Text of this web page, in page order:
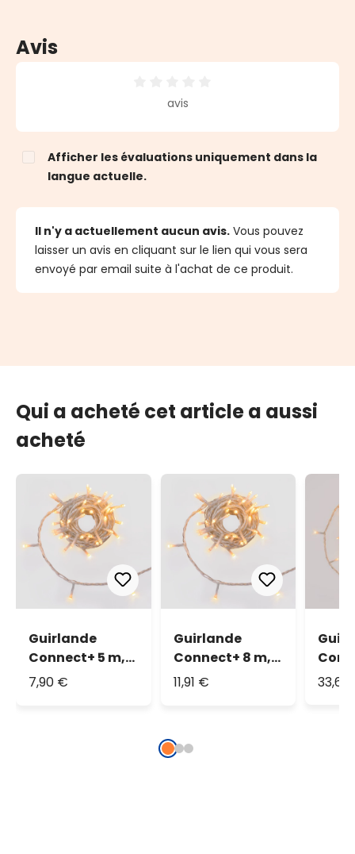
Avis
Note moyenne de 0 sur 5 étoiles
avis
Afficher les évaluations uniquement dans la
langue actuelle.
Il n'y a actuellement aucun avis. Vous pouvez
laisser un avis en cliquant sur le lien qui vous sera
envoyé par email suite à l'achat de ce produit.
Qui a acheté cet article a aussi
acheté
Guirlande
Connect+ 5 m,
50 led blanc
7,90 €
Guirlande
Connect+ 8 m,
80 led blanc
11,91 €
250
33,61